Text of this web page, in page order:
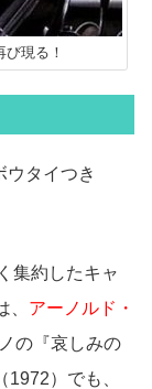
現る！
ウタイつき
集約したキャ
アーノルド・
の『哀しみの
）でも、